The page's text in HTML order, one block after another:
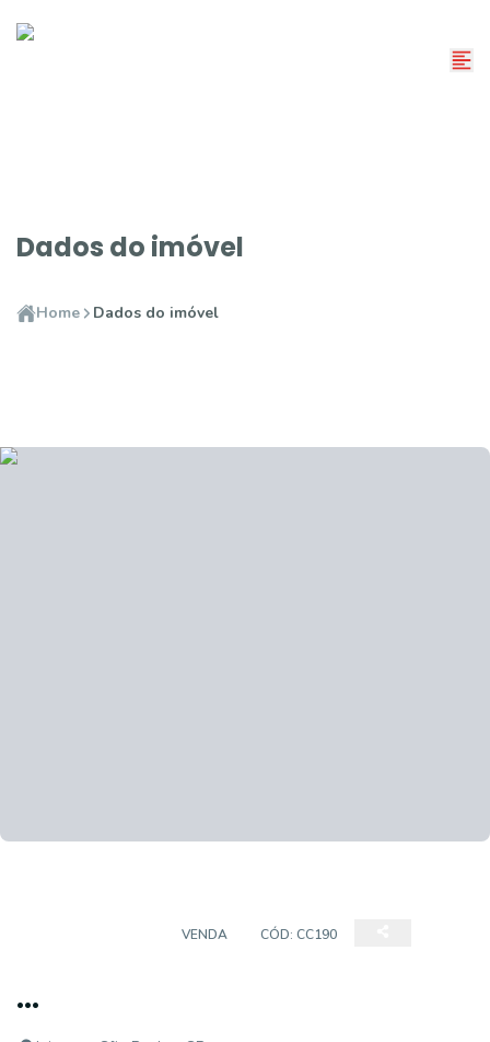
Dados do imóvel
Home Dados do imóvel
VENDA CÓD: CC190
...